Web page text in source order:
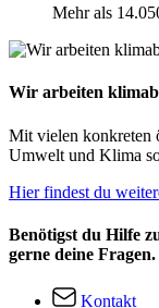
Mehr als
Wir arbeiten
Mit vielen konkreten
Umwelt und Klima
Hier findest du
Benötigst du Hilfe
gerne deine Fragen.
Kontakt